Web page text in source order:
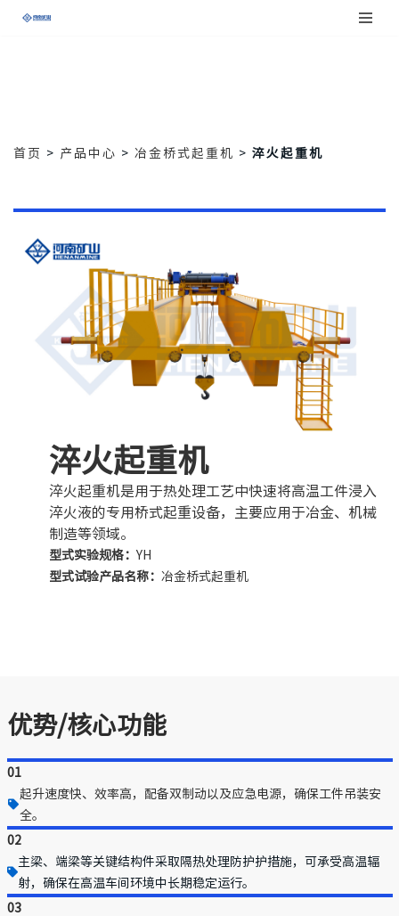
首页 > 产品中心 > 冶金桥式起重机 > 淬火起重机
淬火起重机
淬火起重机是用于热处理工艺中快速将高温工件浸入
淬火液的专用桥式起重设备，主要应用于冶金、机械
制造等领域。
型式实验规格：YH
型式试验产品名称： 冶金桥式起重机
优势/核心功能
01
起升速度快、效率高，配备双制动以及应急电源，确保工件吊装安
全。
02
主梁、端梁等关键结构件采取隔热处理防护护措施，可承受高温辐
射，确保在高温车间环境中长期稳定运行。
03